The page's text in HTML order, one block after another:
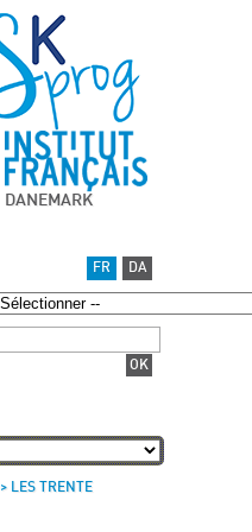
DANEMARK
FR DA
> LES TRENTE